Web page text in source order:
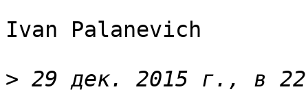
Ivan Palanevich
> 29 дек. 2015 г., в